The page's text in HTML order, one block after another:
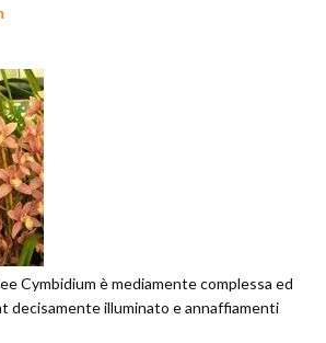
Cymbidium è mediamente complessa ed
decisamente illuminato e annaffiamenti